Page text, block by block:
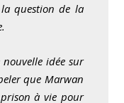
question de la
nouvelle idée sur
que Marwan
à vie pour